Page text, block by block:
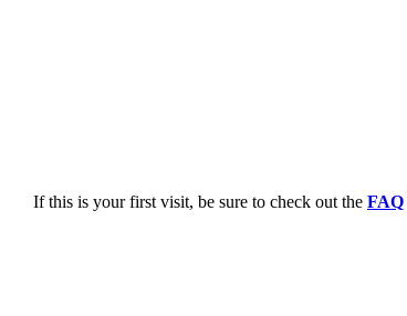
If this is your first visit, be sure to check out the FAQ